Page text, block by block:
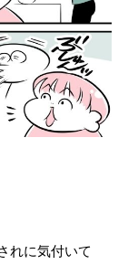
れに気付いて